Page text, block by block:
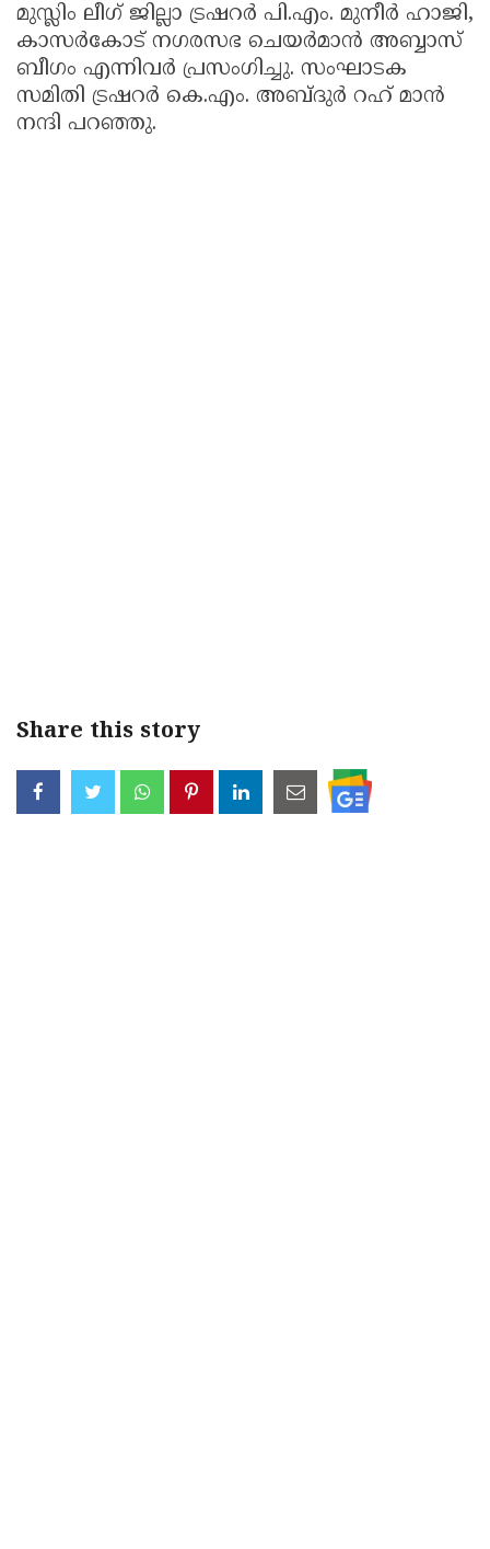
മുസ്ലിം ലീഗ് ജില്ലാ ട്രഷറർ പി.എം. മുനീർ ഹാജി,
കാസർകോട് നഗരസഭ ചെയർമാൻ അബ്ബാസ്
ബീഗം എന്നിവർ പ്രസംഗിച്ചു. സംഘാടക
സമിതി ട്രഷറർ കെ.എം. അബ്ദുർ റഹ് മാൻ
നന്ദി പറഞ്ഞു.
Share this story